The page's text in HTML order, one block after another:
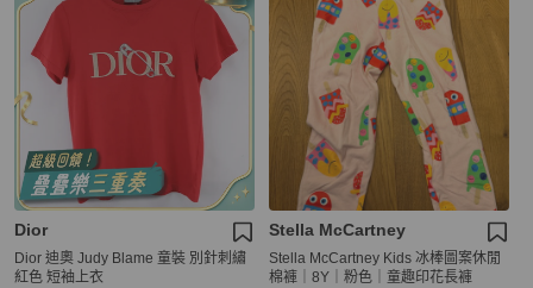
Dior
Dior 迪奧 Judy Blame 童裝 別針刺繡
紅色 短袖上衣
Stella McCartney
Stella McCartney Kids 冰棒圖案休閒
棉褲｜8Y｜粉色｜童趣印花長褲